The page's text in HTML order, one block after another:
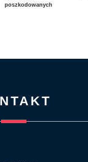
poszkodowanych